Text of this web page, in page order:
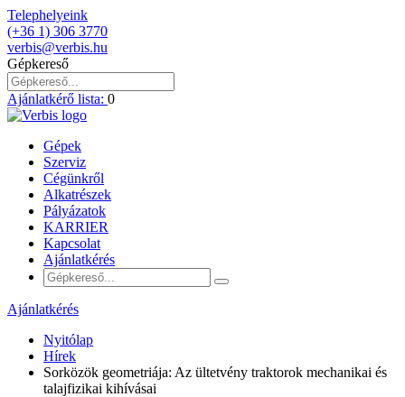
Telephelyeink
(+36 1) 306 3770
verbis@verbis.hu
Gépkereső
Ajánlatkérő lista: 0
Gépek
Szerviz
Cégünkről
Alkatrészek
Pályázatok
KARRIER
Kapcsolat
Ajánlatkérés
Ajánlatkérés
Nyitólap
Hírek
Sorközök geometriája: Az ültetvény traktorok mechanikai és
talajfizikai kihívásai